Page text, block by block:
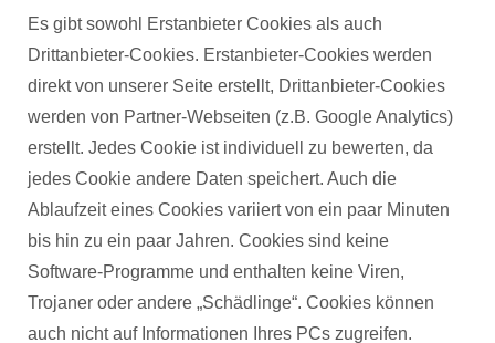
Es gibt sowohl Erstanbieter Cookies als auch
Drittanbieter-Cookies. Erstanbieter-Cookies werden
direkt von unserer Seite erstellt, Drittanbieter-Cookies
werden von Partner-Webseiten (z.B. Google Analytics)
erstellt. Jedes Cookie ist individuell zu bewerten, da
jedes Cookie andere Daten speichert. Auch die
Ablaufzeit eines Cookies variiert von ein paar Minuten
bis hin zu ein paar Jahren. Cookies sind keine
Software-Programme und enthalten keine Viren,
Trojaner oder andere „Schädlinge“. Cookies können
auch nicht auf Informationen Ihres PCs zugreifen.